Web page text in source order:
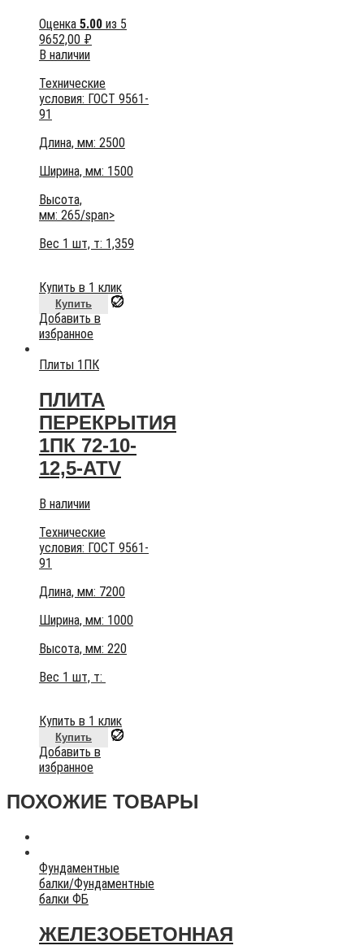
Оценка 5.00 из 5
9652,00 ₽
В наличии
Технические
условия: ГОСТ 9561-
91
Длина, мм: 2500
Ширина, мм: 1500
Высота,
мм: 265/span>
Вес 1 шт, т: 1,359
Купить в 1 клик
Купить
Добавить в
избранное
Плиты 1ПК
ПЛИТА
ПЕРЕКРЫТИЯ
1ПК 72-10-
12,5-АТV
В наличии
Технические
условия: ГОСТ 9561-
91
Длина, мм: 7200
Ширина, мм: 1000
Высота, мм: 220
Вес 1 шт, т:
Купить в 1 клик
Купить
Добавить в
избранное
ПОХОЖИЕ ТОВАРЫ
Фундаментные
балки/Фундаментные
балки ФБ
ЖЕЛЕЗОБЕТОННАЯ